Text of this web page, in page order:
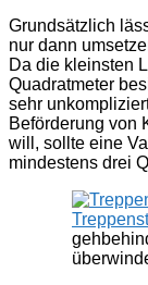
Grundsätzlich
nur dann
Da die kleinsten
Quadratmeter
sehr
Beförderung von
will, sollte eine
mindestens drei